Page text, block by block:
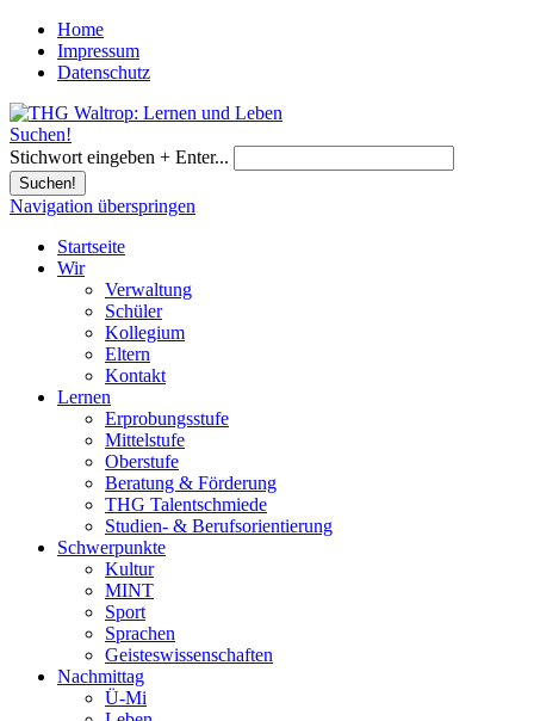
Home
Impressum
Datenschutz
Suchen!
Stichwort eingeben + Enter...
Suchen!
Navigation überspringen
Startseite
Wir
Verwaltung
Schüler
Kollegium
Eltern
Kontakt
Lernen
Erprobungsstufe
Mittelstufe
Oberstufe
Beratung & Förderung
THG Talentschmiede
Studien- & Berufsorientierung
Schwerpunkte
Kultur
MINT
Sport
Sprachen
Geisteswissenschaften
Nachmittag
Ü-Mi